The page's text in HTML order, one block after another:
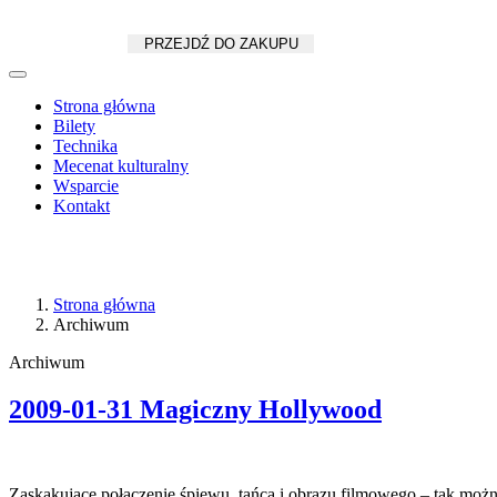
PRZEJDŹ DO ZAKUPU
Strona główna
Bilety
Technika
Mecenat kulturalny
Wsparcie
Kontakt
Strona główna
Archiwum
Archiwum
2009-01-31 Magiczny Hollywood